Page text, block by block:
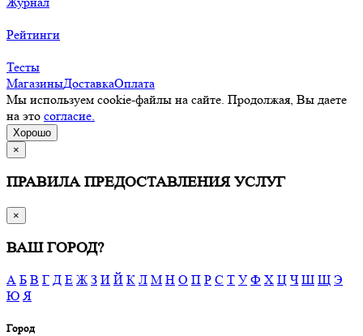
Рейтинги
Тесты
МагазиныДоставкаОплата
Мы используем cookie-файлы на сайте. Продолжая, Вы даете
на это согласие.
Хорошо
×
ПРАВИЛА ПРЕДОСТАВЛЕНИЯ УСЛУГ
×
ВАШ ГОРОД?
А Б В Г Д Е Ж З И Й К Л М Н О П Р С Т У Ф Х Ц Ч Ш Щ Э
Ю Я
Город